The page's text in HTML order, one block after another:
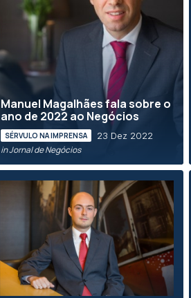
Manuel Magalhães fala sobre o
ano de 2022 ao Negócios
SÉRVULO NA IMPRENSA 23 Dez 2022
in Jornal de Negócios